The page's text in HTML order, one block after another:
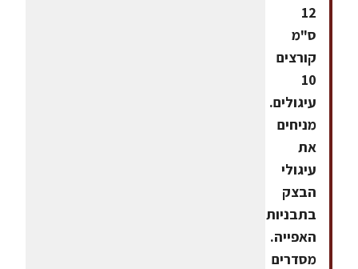
12
ס"מ
קורצים
10
עיגולים.
מניחים
את
עיגולי
הבצק
בתבניות
האפייה.
מסדרים